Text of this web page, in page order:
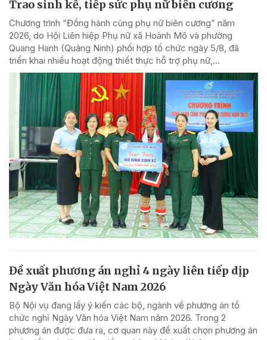
Trao sinh kế, tiếp sức phụ nữ biên cương
Chương trình “Đồng hành cùng phụ nữ biên cương” năm
2026, do Hội Liên hiệp Phụ nữ xã Hoành Mô và phường
Quang Hanh (Quảng Ninh) phối hợp tổ chức ngày 5/8, đã
triển khai nhiều hoạt động thiết thực hỗ trợ phụ nữ,...
Đề xuất phương án nghỉ 4 ngày liên tiếp dịp
Ngày Văn hóa Việt Nam 2026
Bộ Nội vụ đang lấy ý kiến các bộ, ngành về phương án tổ
chức nghỉ Ngày Văn hóa Việt Nam năm 2026. Trong 2
phương án được đưa ra, cơ quan này đề xuất chọn phương án